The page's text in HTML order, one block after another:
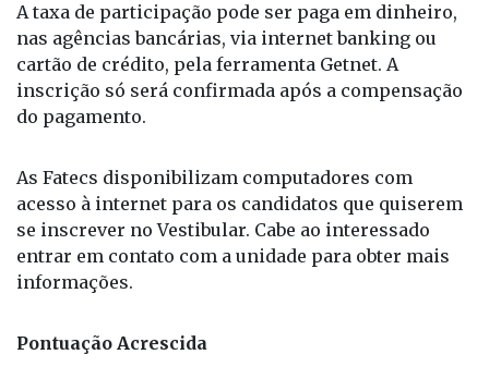
A taxa de participação pode ser paga em dinheiro,
nas agências bancárias, via internet banking ou
cartão de crédito, pela ferramenta Getnet. A
inscrição só será confirmada após a compensação
do pagamento.
As Fatecs disponibilizam computadores com
acesso à internet para os candidatos que quiserem
se inscrever no Vestibular. Cabe ao interessado
entrar em contato com a unidade para obter mais
informações.
Pontuação Acrescida